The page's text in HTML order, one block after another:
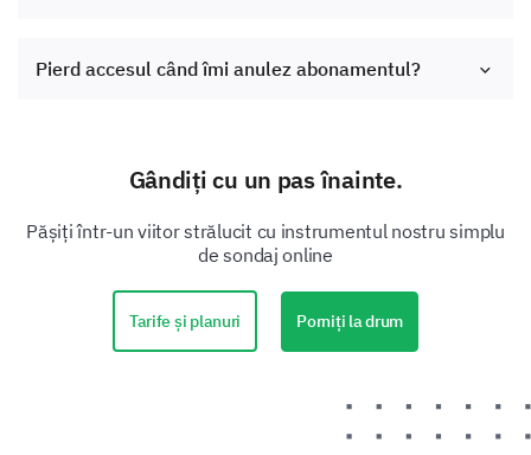
Pierd accesul când îmi anulez abonamentul?
Gândiți cu un pas înainte.
Pășiți într-un viitor strălucit cu instrumentul nostru simplu
de sondaj online
Tarife și planuri Porniți la drum